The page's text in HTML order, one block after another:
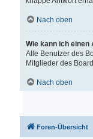
Nach oben
Wie kann ich
Alle Benutzer des
Mitglieder des
Nach oben
Foren-Übersicht